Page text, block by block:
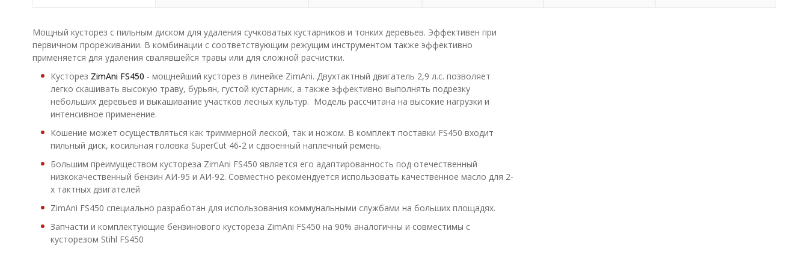
Мощный кусторез с пильным диском для удаления сучковатых кустарников и тонких деревьев. Эффективен при
первичном прореживании. В комбинации с соответствующим режущим инструментом также эффективно
применяется для удаления свалявшейся травы или для сложной расчистки.
Кусторез ZimAni FS450 - мощнейший кусторез в линейке ZimAni. Двухтактный двигатель 2,9 л.с. позволяет
легко скашивать высокую траву, бурьян, густой кустарник, а также эффективно выполнять подрезку
небольших деревьев и выкашивание участков лесных культур. Модель рассчитана на высокие нагрузки и
интенсивное применение.
Кошение может осуществляться как триммерной леской, так и ножом. В комплект поставки FS450 входит
пильный диск, косильная головка SuperCut 46-2 и сдвоенный наплечный ремень.
Большим преимуществом кустореза ZimAni FS450 является его адаптированность под отечественный
низкокачественный бензин АИ-95 и АИ-92. Совместно рекомендуется использовать качественное масло для 2-
х тактных двигателей
ZimAni FS450 специально разработан для использования коммунальными службами на больших площадях.
Запчасти и комплектующие бензинового кустореза ZimAni FS450 на 90% аналогичны и совместимы с
кусторезом Stihl FS450